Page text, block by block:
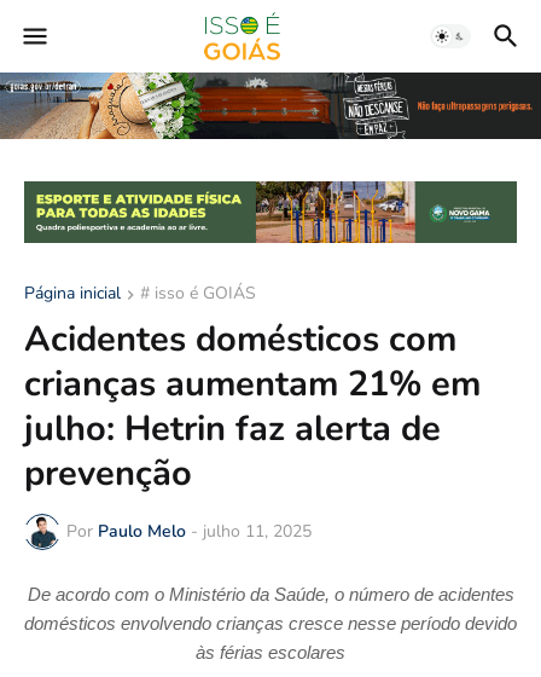
Página inicial # isso é GOIÁS
Acidentes domésticos com
crianças aumentam 21% em
julho: Hetrin faz alerta de
prevenção
Por Paulo Melo - julho 11, 2025
De acordo com o Ministério da Saúde, o número de acidentes
domésticos envolvendo crianças cresce nesse período devido
às férias escolares